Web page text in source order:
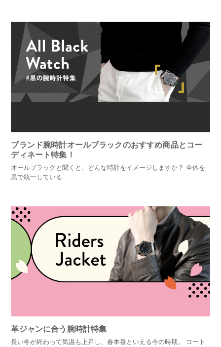
ブランド腕時計オールブラックのおすすめ商品とコー
ディネート特集！
オールブラックと聞くと、どんな時計をイメージしますか？ 全体を
黒で統一している...
革ジャンに合う腕時計特集
長い冬が終わって気温も上昇し、春本番といえる今の時期。 コート